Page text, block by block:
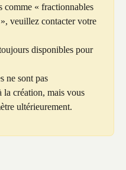
comme « fractionnables
veuillez contacter votre
disponibles pour
ne sont pas
la création, mais vous
ultérieurement.